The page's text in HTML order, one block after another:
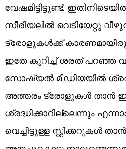
വേഷമിട്ടിട്ടുണ്ട്.
സീരിയലിൽ വെടിയേറ്റു
ട്രോളുകൾക്ക്
ഇതേ കുറിച്ച് ശരത് പറഞ്ഞ
സോഷ്യൽ മീഡിയയിൽ
അത്തരം ട്രോളുകൾ താൻ
ശ്രദ്ധിക്കാറില്ലെന്നും
വെച്ചിട്ടുള്ള സ്റ്റിക്കറുകൾ